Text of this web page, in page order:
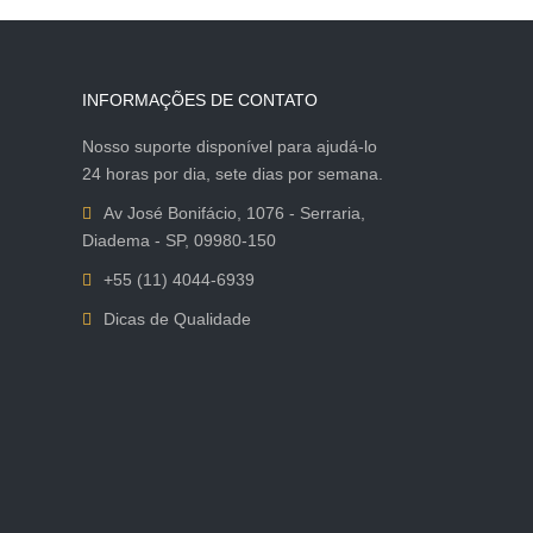
INFORMAÇÕES DE CONTATO
Nosso suporte disponível para ajudá-lo
24 horas por dia, sete dias por semana.
Av José Bonifácio, 1076 - Serraria,
Diadema - SP, 09980-150
+55 (11) 4044-6939
Dicas de Qualidade